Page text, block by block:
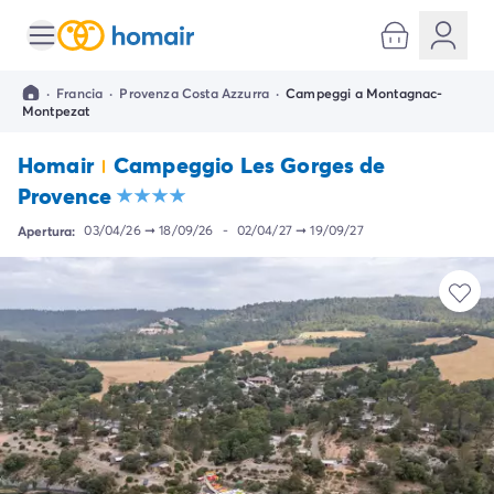
Tutte le destinazioni
Campeggio Abruzzo
Campeggio Emilia Romagna
Campeggio Cesenatico
Campeggio Ravenna
Campeggio Riccione
Campeggio Rimini
Campeggio Lazio
Campeggio Lombardia
Campeggio Lago di Garda
Campeggio Cisano di Bardolino
Campeggio Peschiera Del Garda
Campeggio Riva del Garda
Campeggio San Felice del Benaco
Campeggio Lago Maggiore
· Francia · Provenza Costa Azzurra · Campeggi a Montagnac-
Montpezat
Homair
Campeggio Les Gorges de
Provence
Apertura: 03/04/26➞18/09/26 - 02/04/27➞19/09/27